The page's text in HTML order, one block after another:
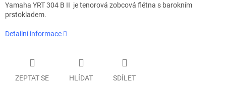
Yamaha YRT 304 B II je tenorová zobcová flétna s barokním
prstokladem.
Detailní informace
ZEPTAT SE HLÍDAT SDÍLET